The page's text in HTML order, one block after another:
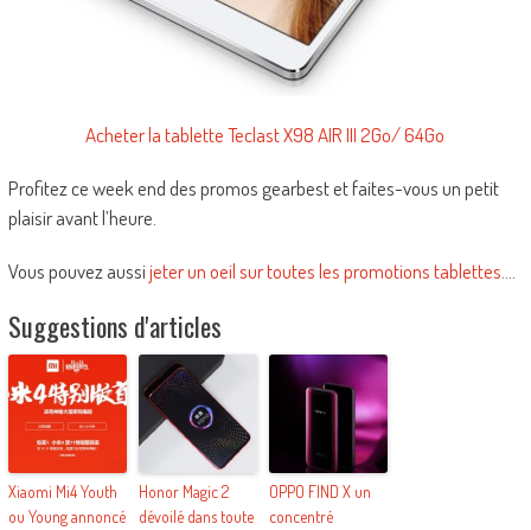
Acheter la tablette Teclast X98 AIR III 2Go/ 64Go
Profitez ce week end des promos gearbest et faites-vous un petit
plaisir avant l’heure.
Vous pouvez aussijeter un oeil sur toutes les promotions tablettes
Suggestions d'articles
Xiaomi Mi4 Youth
ou Young annoncé
Honor Magic 2
dévoilé dans toute
OPPO FIND X un
concentré